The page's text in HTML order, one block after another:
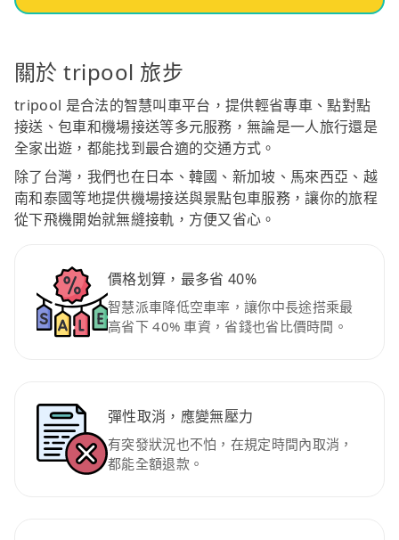
關於 tripool 旅步
tripool 是合法的智慧叫車平台，提供輕省專車、點對點
接送、包車和機場接送等多元服務，無論是一人旅行還是
全家出遊，都能找到最合適的交通方式。
除了台灣，我們也在日本、韓國、新加坡、馬來西亞、越
南和泰國等地提供機場接送與景點包車服務，讓你的旅程
從下飛機開始就無縫接軌，方便又省心。
價格划算，最多省 40%
智慧派車降低空車率，讓你中長途搭乘最
高省下 40% 車資，省錢也省比價時間。
彈性取消，應變無壓力
有突發狀況也不怕，在規定時間內取消，
都能全額退款。